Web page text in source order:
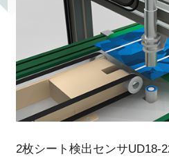
2枚シート検出センサUD18-